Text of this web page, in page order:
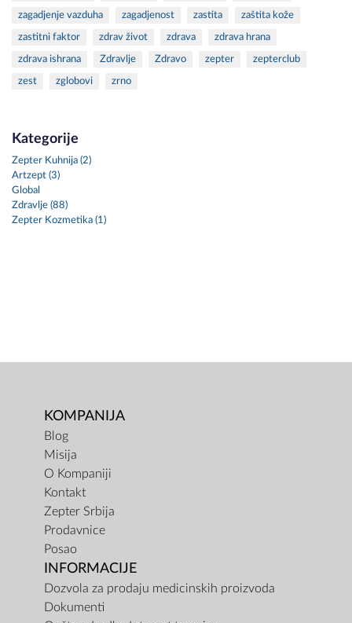
zagadjenje vazduha zagadjenost zastita zaštita kože
zastitni faktor zdrav život zdrava zdrava hrana
zdrava ishrana Zdravlje Zdravo zepter zepterclub
zest zglobovi zrno
Kategorije
Zepter Kuhnija (2)
Artzept (3)
Global
Zdravlje (88)
Zepter Kozmetika (1)
KOMPANIJA
Blog
Misija
O Kompaniji
Kontakt
Zepter Srbija
Prodavnice
Posao
INFORMACIJE
Dozvola za prodaju medicinskih proizvoda
Dokumenti